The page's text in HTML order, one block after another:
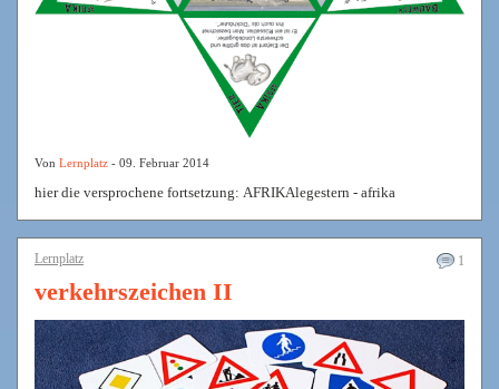
Von Lernplatz - 09. Februar 2014
hier die versprochene fortsetzung: AFRIKAlegestern - afrika
1
Lernplatz
verkehrszeichen II